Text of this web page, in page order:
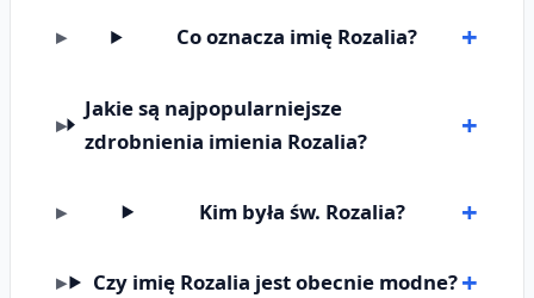
Co oznacza imię Rozalia?
Jakie są najpopularniejsze
zdrobnienia imienia Rozalia?
Kim była św. Rozalia?
Czy imię Rozalia jest obecnie modne?